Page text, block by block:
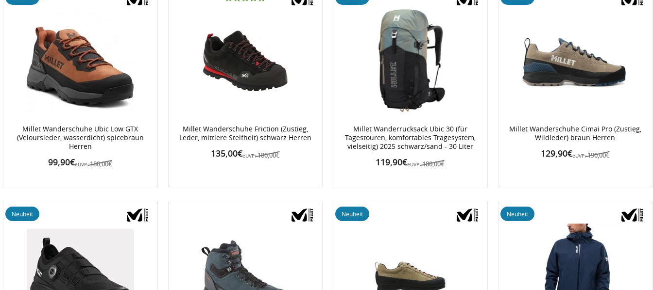
Millet Wanderschuhe Ubic Low GTX
(Veloursleder, wasserdicht) spicebraun
Herren
eUVP: 180,00€
99,90€
Millet Wanderschuhe Friction (Zustieg,
Leder, mittlere Steifheit) schwarz Herren
eUVP: 180,00€
135,00€
Millet Wanderrucksack Ubic 30 (für
Tagestouren, komfortables Tragesystem,
vielseitig) 2025 schwarz/sand - 30 Liter
eUVP: 180,00€
119,90€
Millet Wanderschuhe Cimai Pro (Zustieg,
Wildleder) braun Herren
eUVP: 190,00€
129,90€
Neuheit Neuheit Neuheit